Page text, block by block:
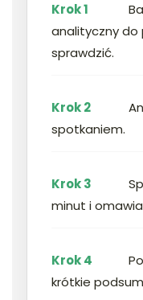
Krok 1
analityczny do
sprawdzić.
Krok 2
spotkaniem.
Krok 3
minut i
Krok 4
krótkie